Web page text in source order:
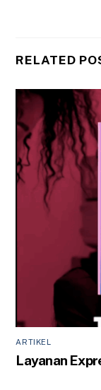
RELATED
ARTIKEL
Layanan